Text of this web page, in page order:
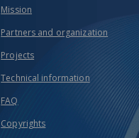
Mission
Partners and organization
Projects
Technical information
FAQ
Copyrights